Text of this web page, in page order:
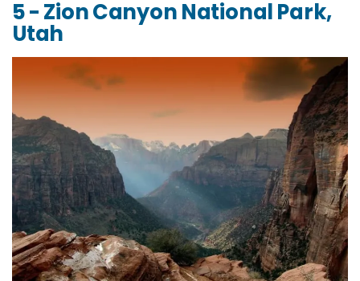
5 - Zion Canyon National Park,
Utah